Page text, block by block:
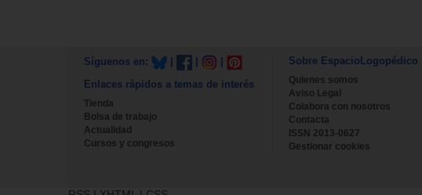
Síguenos en:
Enlaces rápidos a temas de interés
Tienda
Bolsa de trabajo
Actualidad
Cursos y congresos
Sobre EspacioLogopédico
Quienes somos
Aviso Legal
Colabora con nosotros
Contacta
ISSN 2013-0627
Gestionar cookies